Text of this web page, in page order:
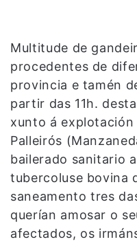
Multitude de
procedentes de
provincia e tamén
partir das 11h.
xunto á
Palleirós
bailerado sanitario
tubercoluse bovina
saneamento tres
querían amosar o
afectados, os